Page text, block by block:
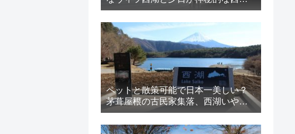
のご紹介！
ペットと散策可能で日本一美しい？
茅葺屋根の古民家集落、西湖いやし
の里 根場とヴィラ西湖のご紹介！